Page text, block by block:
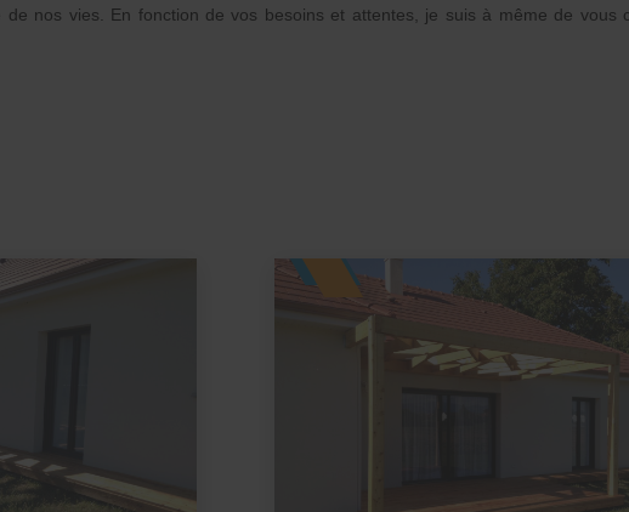
nos vies. En fonction de vos besoins et attentes, je suis à même de